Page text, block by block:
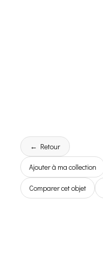
← Retour
Ajouter à ma collection
Comparer cet objet